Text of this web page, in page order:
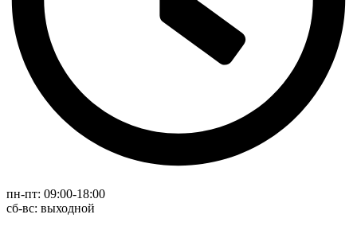
пн-пт: 09:00-18:00
cб-вс: выходной